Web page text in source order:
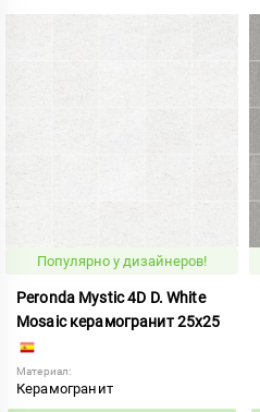
Популярно у дизайнеров!
Peronda Mystic 4D D. White
Mosaic керамогранит 25x25
Материал:
Керамогранит